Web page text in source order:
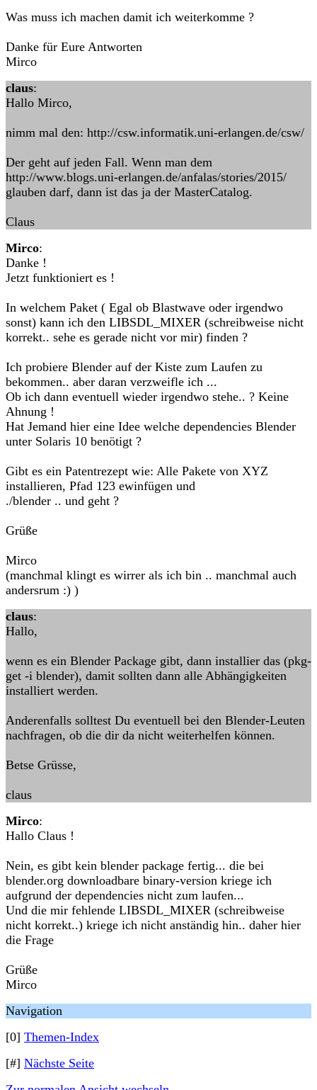
Was muss ich machen damit ich weiterkomme ?
Danke für Eure Antworten
Mirco
claus:
Hallo Mirco,
nimm mal den: http://csw.informatik.uni-erlangen.de/csw/
Der geht auf jeden Fall. Wenn man dem
http://www.blogs.uni-erlangen.de/anfalas/stories/2015/
glauben darf, dann ist das ja der MasterCatalog.
Claus
Mirco:
Danke !
Jetzt funktioniert es !
In welchem Paket ( Egal ob Blastwave oder irgendwo
sonst) kann ich den LIBSDL_MIXER (schreibweise nicht
korrekt.. sehe es gerade nicht vor mir) finden ?
Ich probiere Blender auf der Kiste zum Laufen zu
bekommen.. aber daran verzweifle ich ...
Ob ich dann eventuell wieder irgendwo stehe.. ? Keine
Ahnung !
Hat Jemand hier eine Idee welche dependencies Blender
unter Solaris 10 benötigt ?
Gibt es ein Patentrezept wie: Alle Pakete von XYZ
installieren, Pfad 123 ewinfügen und
./blender .. und geht ?
Grüße
Mirco
(manchmal klingt es wirrer als ich bin .. manchmal auch
andersrum :) )
claus:
Hallo,
wenn es ein Blender Package gibt, dann installier das (pkg-
get -i blender), damit sollten dann alle Abhängigkeiten
installiert werden.
Anderenfalls solltest Du eventuell bei den Blender-Leuten
nachfragen, ob die dir da nicht weiterhelfen können.
Betse Grüsse,
claus
Mirco:
Hallo Claus !
Nein, es gibt kein blender package fertig... die bei
blender.org downloadbare binary-version kriege ich
aufgrund der dependencies nicht zum laufen...
Und die mir fehlende LIBSDL_MIXER (schreibweise
nicht korrekt..) kriege ich nicht anständig hin.. daher hier
die Frage
Grüße
Mirco
Navigation
[0] Themen-Index
[#] Nächste Seite